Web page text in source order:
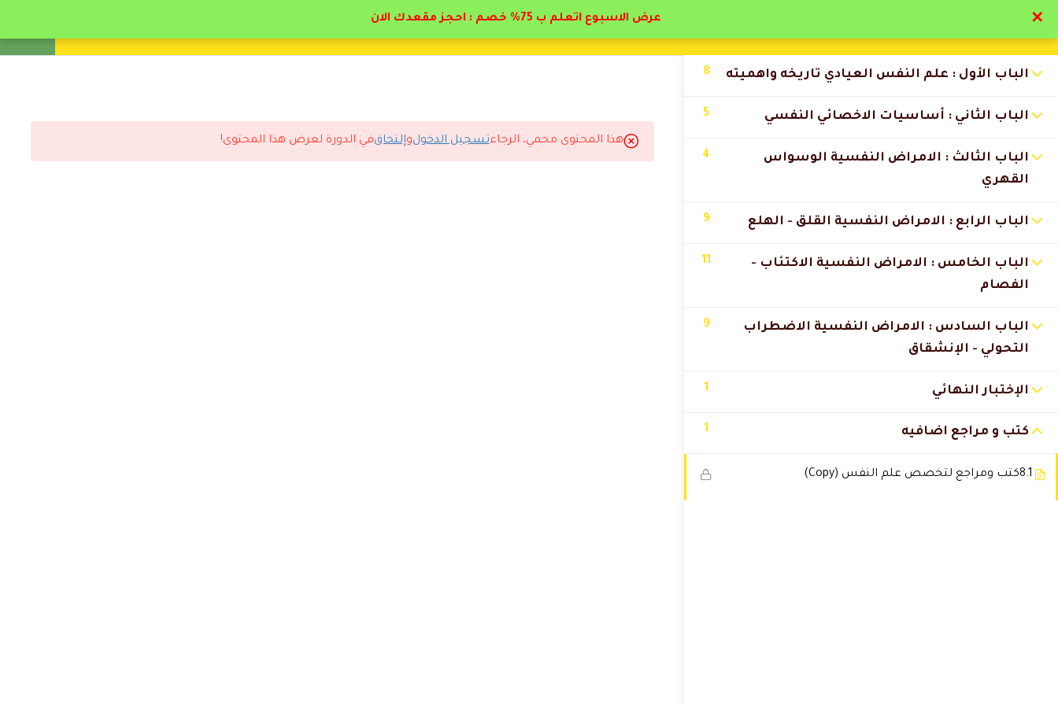
الباب الأول : علم النفس العيادي تاريخه واهميته 8
الباب الثاني : أساسيات الاخصائي النفسي 5
الباب الثالث : الامراض النفسية الوسواس
القهري
4
الباب الرابع : الامراض النفسية القلق - الهلع 9
الباب الخامس : الامراض النفسية الاكتئاب -
الفصام
11
الباب السادس : الامراض النفسية الاضطراب
التحولي - الإنشقاق
9
الإختبار النهائي 1
كتب و مراجع اضافيه 1
8.1كتب ومراجع لتخصص علم النفس (Copy)
هذا المحتوى محمي، الرجاءتسجيل الدخولوإلتحاقفي الدورة لعرض هذا المحتوى!
عرض الاسبوع اتعلم ب 75% خصم : احجز مقعدك الان ✕